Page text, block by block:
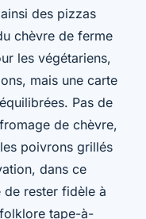
des pizzas
chèvre de ferme
les végétariens,
mais une carte
Pas de
de chèvre,
poivrons grillés
dans ce
de rester fidèle à
tape-à-